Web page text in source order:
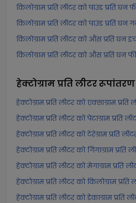
किलोग्राम प्रति लीटर को पाउंड प्रति
किलोग्राम प्रति लीटर को पाउंड प्रति
किलोग्राम प्रति लीटर को औंस प्रति घन
किलोग्राम प्रति लीटर को औंस प्रति घन
हेक्टोग्राम प्रति लीटररूपांतरण
हेक्टोग्राम प्रति लीटर को एक्साग्राम
हेक्टोग्राम प्रति लीटर को पेटाग्राम प्रति
हेक्टोग्राम प्रति लीटर को टेरेग्राम प्रति
हेक्टोग्राम प्रति लीटर को गिगाग्राम प्रति
हेक्टोग्राम प्रति लीटर को मेगाग्राम प्रति
हेक्टोग्राम प्रति लीटर को किलोग्राम
हेक्टोग्राम प्रति लीटर को डेकाग्राम प्रति